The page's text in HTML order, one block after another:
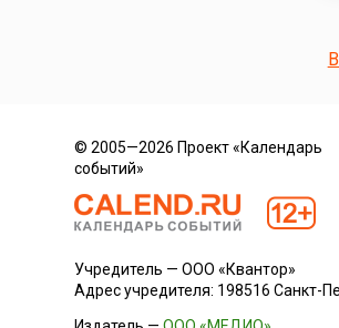
© 2005—2026 Проект «Календарь
событий»
Учредитель — ООО «Квантор»
Адрес учредителя: 198516 Санкт-